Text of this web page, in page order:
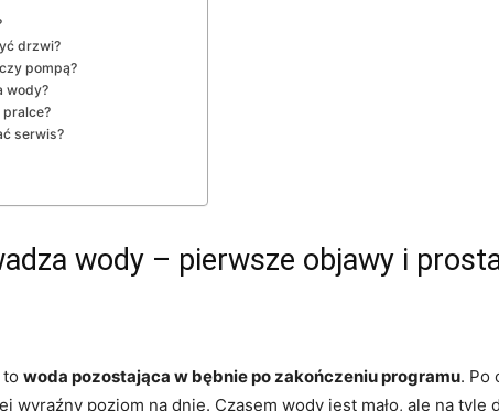
drzwi?
pompą?
wody?
serwis?
wody – pierwsze objawy i
woda pozostająca w bębnie po zakończeniu programu. Po
poziom na dnie. Czasem wody jest mało, ale na tyle